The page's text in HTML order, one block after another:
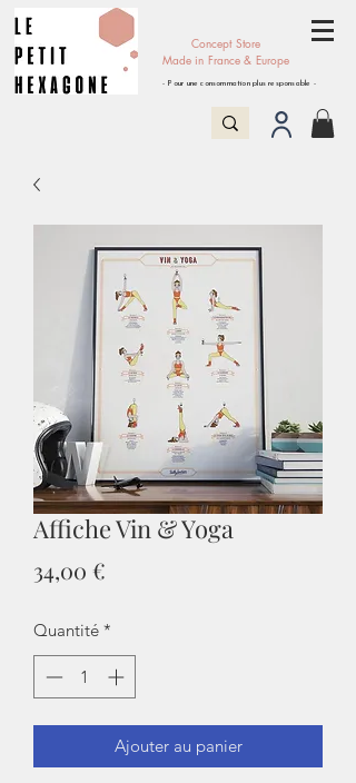
Concept Store
Made in France & Europe
- Pour une consommation plus responsable -
Affiche Vin & Yoga
34,00 €
Quantité *
Ajouter au panier